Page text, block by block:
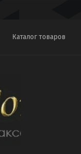
Каталог товаров